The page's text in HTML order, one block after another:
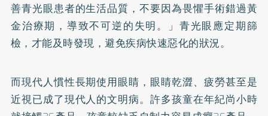
善青光眼患者的生活品質，不要因為畏懼手術錯過黃
金治療期，導致不可逆的失明。」青光眼應定期篩
檢，才能及時發現，避免疾病快速惡化的狀況。
而現代人慣性長期使用眼睛，眼睛乾澀、疲勞甚至是
近視已成了現代人的文明病。許多孩童在年紀尚小時